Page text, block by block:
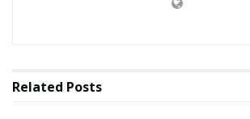
Related Posts